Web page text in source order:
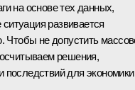
на основе тех данных,
развивается
Чтобы не допустить
решения,
для